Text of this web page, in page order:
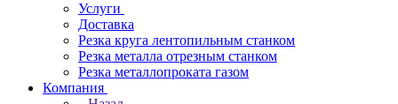
Услуги
Доставка
Резка круга лентопильным станком
Резка металла отрезным станком
Резка металлопроката газом
Компания